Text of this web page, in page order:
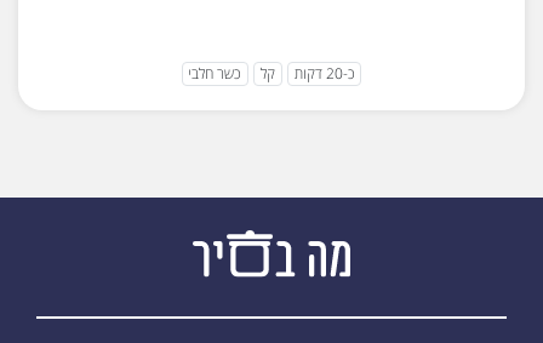
כ-20 דקות קל כשר חלבי